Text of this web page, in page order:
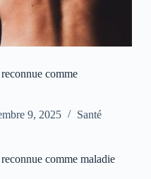
comme
9, 2025 Santé
comme maladie